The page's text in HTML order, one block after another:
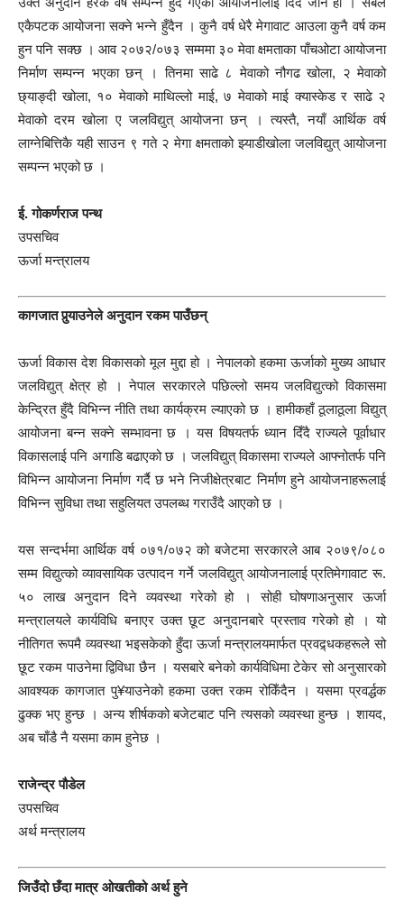
एकैपटक आयोजना सक्ने भन्ने हुँदैन । कुनै वर्ष धेरै मेगावाट आउला कुनै वर्ष कम
हुन पनि सक्छ । आव २०७२/०७३ सम्ममा ३० मेवा क्षमताका पाँचओटा आयोजना
निर्माण सम्पन्न भएका छन् । तिनमा साढे ८ मेवाको नौगढ खोला, २ मेवाको
छ्याङ्दी खोला, १० मेवाको माथिल्लो माई, ७ मेवाको माई क्यास्केड र साढे २
मेवाको दरम खोला ए जलविद्युत् आयोजना छन् । त्यस्तै, नयाँ आर्थिक वर्ष
लाग्नेबित्तिकै यही साउन ९ गते २ मेगा क्षमताको झ्याडीखोला जलविद्युत् आयोजना
सम्पन्न भएको छ ।
ई. गोकर्णराज पन्थ
उपसचिव
ऊर्जा मन्त्रालय
कागजात पुर्‍याउनेले अनुदान रकम पाउँछन्
ऊर्जा विकास देश विकासको मूल मुद्दा हो । नेपालको हकमा ऊर्जाको मुख्य आधार
जलविद्युत् क्षेत्र हो । नेपाल सरकारले पछिल्लो समय जलविद्युत्को विकासमा
केन्द्रित हुँदै विभिन्न नीति तथा कार्यक्रम ल्याएको छ । हामीकहाँ ठूलाठूला विद्युत्
आयोजना बन्न सक्ने सम्भावना छ । यस विषयतर्फ ध्यान दिँदै राज्यले पूर्वाधार
विकासलाई पनि अगाडि बढाएको छ । जलविद्युत् विकासमा राज्यले आफ्नोतर्फ पनि
विभिन्न आयोजना निर्माण गर्दै छ भने निजीक्षेत्रबाट निर्माण हुने आयोजनाहरूलाई
विभिन्न सुविधा तथा सहुलियत उपलब्ध गराउँदै आएको छ ।
यस सन्दर्भमा आर्थिक वर्ष ०७१/०७२ को बजेटमा सरकारले आब २०७९/०८०
सम्म विद्युत्को व्यावसायिक उत्पादन गर्ने जलविद्युत् आयोजनालाई प्रतिमेगावाट रू.
५० लाख अनुदान दिने व्यवस्था गरेको हो । सोही घोषणाअनुसार ऊर्जा
मन्त्रालयले कार्यविधि बनाएर उक्त छूट अनुदानबारे प्रस्ताव गरेको हो । यो
नीतिगत रूपमै व्यवस्था भइसकेको हुँदा ऊर्जा मन्त्रालयमार्फत प्रवद्र्धकहरूले सो
छूट रकम पाउनेमा द्विविधा छैन । यसबारे बनेको कार्यविधिमा टेकेर सो अनुसारको
आवश्यक कागजात पु¥याउनेको हकमा उक्त रकम रोकिँदैन । यसमा प्रवर्द्धक
ढुक्क भए हुन्छ । अन्य शीर्षकको बजेटबाट पनि त्यसको व्यवस्था हुन्छ । शायद,
अब चाँडै नै यसमा काम हुनेछ ।
राजेन्द्र पौडेल
उपसचिव
अर्थ मन्त्रालय
जिउँदो छँदा मात्र ओखतीको अर्थ हुने